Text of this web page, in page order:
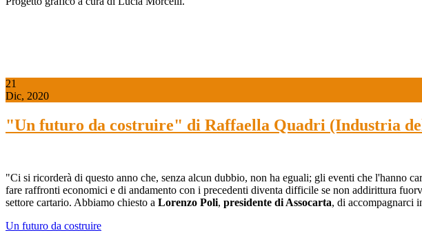
21
Dic, 2020
"Un futuro da costruire" di Raffaella Quadri (Industria
"Ci si ricorderà di questo anno che, senza alcun dubbio, non ha eguali; gli eventi che l'hanno
fare raffronti economici e di andamento con i precedenti diventa difficile se non addirittura
settore cartario. Abbiamo chiesto a Lorenzo Poli, presidente di Assocarta, di accompagnarci
Un futuro da costruire